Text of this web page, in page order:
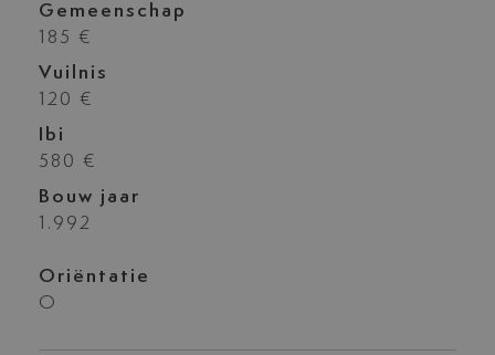
Gemeenschap
185 €
Vuilnis
120 €
Ibi
580 €
Bouw jaar
1.992
Oriëntatie
O